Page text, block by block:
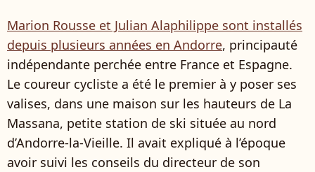
Marion Rousse et Julian Alaphilippe sont installés
depuis plusieurs années en Andorre, principauté
indépendante perchée entre France et Espagne.
Le coureur cycliste a été le premier à y poser ses
valises, dans une maison sur les hauteurs de La
Massana, petite station de ski située au nord
d’Andorre-la-Vieille. Il avait expliqué à l’époque
avoir suivi les conseils du directeur de son